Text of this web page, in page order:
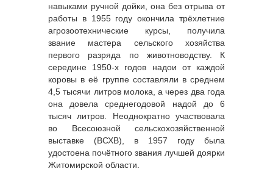
навыками ручной дойки, она без отрыва от
работы в 1955 году окончила трёхлетние
агрозоотехнические курсы, получила
звание мастера сельского хозяйства
первого разряда по животноводству. К
середине 1950-х годов надои от каждой
коровы в её группе составляли в среднем
4,5 тысячи литров молока, а через два года
она довела среднегодовой надой до 6
тысяч литров. Неоднократно участвовала
во Всесоюзной сельскохозяйственной
выставке (ВСХВ), в 1957 году была
удостоена почётного звания лучшей доярки
Житомирской области.